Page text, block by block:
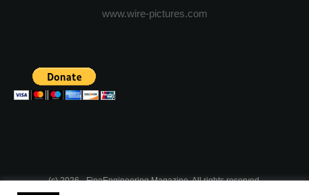
www.wire-pictures.com
(c) 2026 - FineEngineering Magazine. All rights reserved.